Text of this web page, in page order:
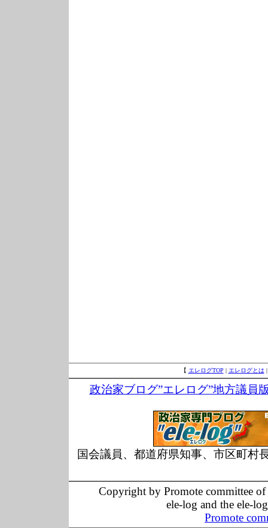
【 エレログTOP | エレログとは
政治家ブログ”エレログ”地方議員
国会議員、都道府県知事、市区町村
Copyright by Promote committee
ele-log and the ele-
Promote